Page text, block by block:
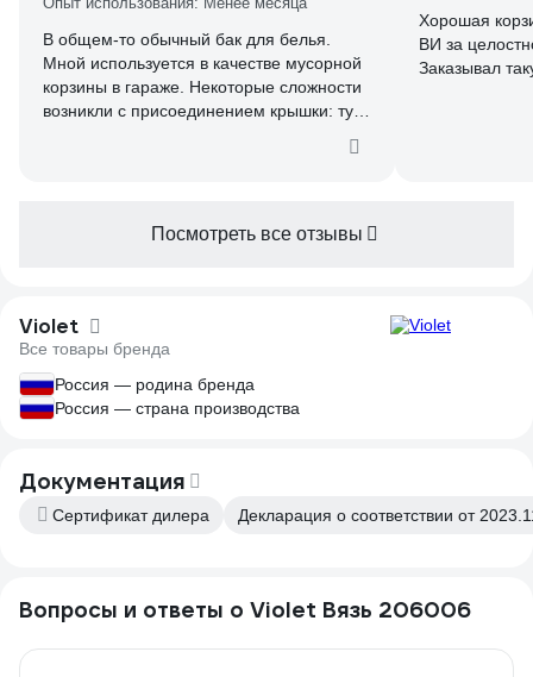
В общем-то обычный бак для белья.
Мной используется в качестве мусорной
корзины в гараже. Некоторые сложности
возникли с присоединением крышки: туго
Хорошая
ВИ за
Посмотреть все отзывы
Violet
Все товары бренда
Россия — родина бренда
Россия — страна производства
Документация
Сертификат дилера Декларация о соответствии от
Вопросы и ответы о Violet Вязь 206006